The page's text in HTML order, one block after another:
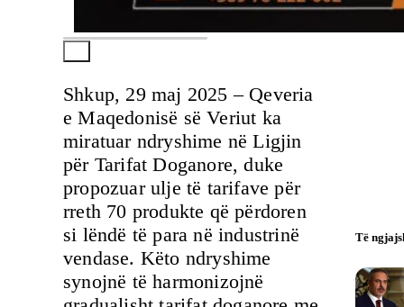
Shkup, 29 maj 2025 – Qeveria
e Maqedonisë së Veriut ka
miratuar ndryshime në Ligjin
për Tarifat Doganore, duke
propozuar ulje të tarifave për
rreth 70 produkte që përdoren
si lëndë të para në industrinë
vendase. Këto ndryshime
synojnë të harmonizojnë
Të